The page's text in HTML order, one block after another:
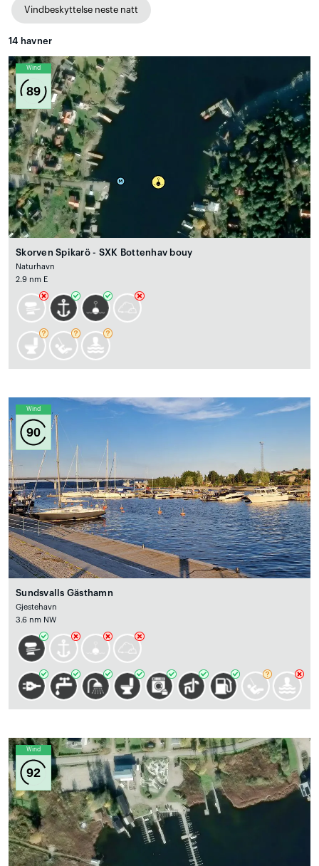
Vindbeskyttelse neste natt
14 havner
Wind
89
Skorven Spikarö - SXK Bottenhav bouy
Naturhavn
2.9 nm E
Wind
90
Sundsvalls Gästhamn
Gjestehavn
3.6 nm NW
Wind
92